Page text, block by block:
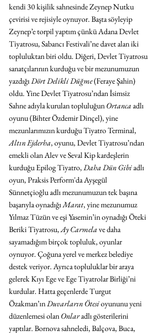
kendi 30 kişilik sahnesinde Zeynep Nutku
çevirisi ve rejisiyle oynuyor. Başta söyleyip
Zeynep’e torpil yaptım çünkü Adana Devlet
Tiyatrosu, Sabancı Festivali’ne davet alan iki
topluluktan biri oldu. Diğeri, Devlet Tiyatrosu
sanatçılarının kurduğu ve bir mezunumuzun
yazdığı Dört Delikli Düğme (Feraye Şahin)
oldu. Yine Devlet Tiyatrosu’ndan İsimsiz
Sahne adıyla kurulan topluluğun Ortanca adlı
oyunu (Bihter Özdemir Dinçel), yine
mezunlarımızın kurduğu Tiyatro Terminal,
Altın Ejderha, oyunu, Devlet Tiyatrosu’ndan
emekli olan Alev ve Seval Kip kardeşlerin
kurduğu Epilog Tiyatro, Daha Dün Gibi adlı
oyun, Praksis Perform'da Ayşegül
Sünnetçioğlu adlı mezunumuzun tek başına
başarıyla oynadığı Marat, yine mezunumuz
Yılmaz Tüzün ve eşi Yasemin’in oynadığı Öteki
Beriki Tiyatrosu, Ay Carmela ve daha
sayamadığım birçok topluluk, oyunlar
oynuyor. Çoğuna yerel ve merkez belediye
destek veriyor. Ayrıca topluluklar bir araya
gelerek Kıyı Ege ve Ege Tiyatrolar Birliği’ni
kurdular. Hatta geçenlerde Turgut
Özakman’ın Duvarların Ötesi oyununu yeni
düzenlemesi olan Onlar adlı gösterilerini
yaptılar. Bornova sahneledi, Balçova, Buca,